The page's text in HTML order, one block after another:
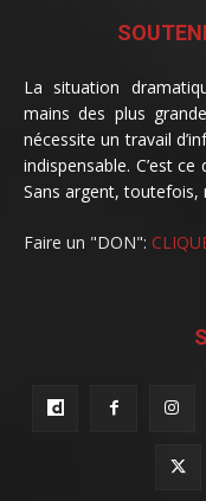
La situation
mains des plus
nécessite un travail
indispensable. C’est
Sans argent, toutefois,
Faire un "DON":